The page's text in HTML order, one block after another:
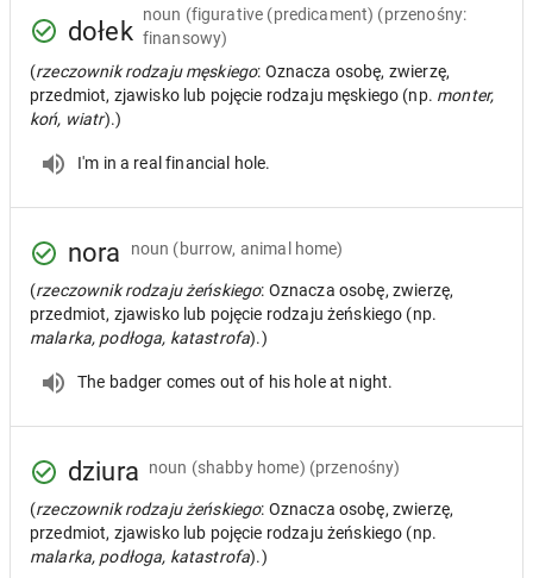
dołek
noun (figurative (predicament) (przenośny:
finansowy)
(rzeczownik rodzaju męskiego: Oznacza osobę, zwierzę,
przedmiot, zjawisko lub pojęcie rodzaju męskiego (np. monter,
koń, wiatr).)
I'm in a real financial hole.
nora noun (burrow, animal home)
(rzeczownik rodzaju żeńskiego: Oznacza osobę, zwierzę,
przedmiot, zjawisko lub pojęcie rodzaju żeńskiego (np.
malarka, podłoga, katastrofa).)
The badger comes out of his hole at night.
dziura noun (shabby home) (przenośny)
(rzeczownik rodzaju żeńskiego: Oznacza osobę, zwierzę,
przedmiot, zjawisko lub pojęcie rodzaju żeńskiego (np.
malarka, podłoga, katastrofa).)